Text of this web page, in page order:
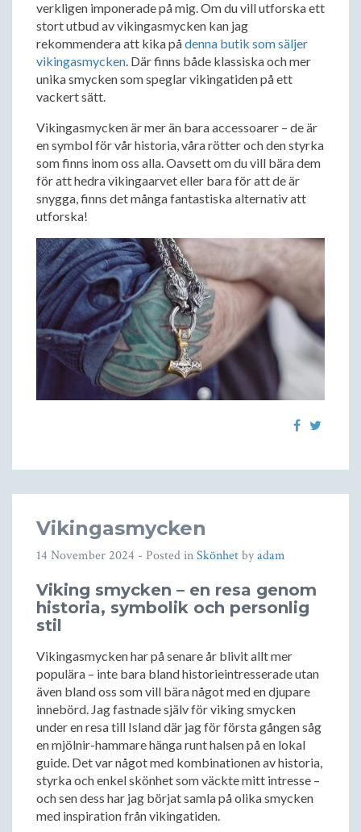
verkligen imponerade på mig. Om du vill utforska ett
stort utbud av vikingasmycken kan jag
rekommendera att kika pådenna butik som säljer
vikingasmycken. Där finns både klassiska och mer
unika smycken som speglar vikingatiden på ett
vackert sätt.
Vikingasmycken är mer än bara accessoarer – de är
en symbol för vår historia, våra rötter och den styrka
som finns inom oss alla. Oavsett om du vill bära dem
för att hedra vikingaarvet eller bara för att de är
snygga, finns det många fantastiska alternativ att
utforska!
Vikingasmycken
14 November 2024 - Posted inSkönhetbyadam
Viking smycken – en resa genom
historia, symbolik och personlig
stil
Vikingasmycken har på senare år blivit allt mer
populära – inte bara bland historieintresserade utan
även bland oss som vill bära något med en djupare
innebörd. Jag fastnade själv för viking smycken
under en resa till Island där jag för första gången såg
en mjölnir-hammare hänga runt halsen på en lokal
guide. Det var något med kombinationen av historia,
styrka och enkel skönhet som väckte mitt intresse –
och sen dess har jag börjat samla på olika smycken
med inspiration från vikingatiden.